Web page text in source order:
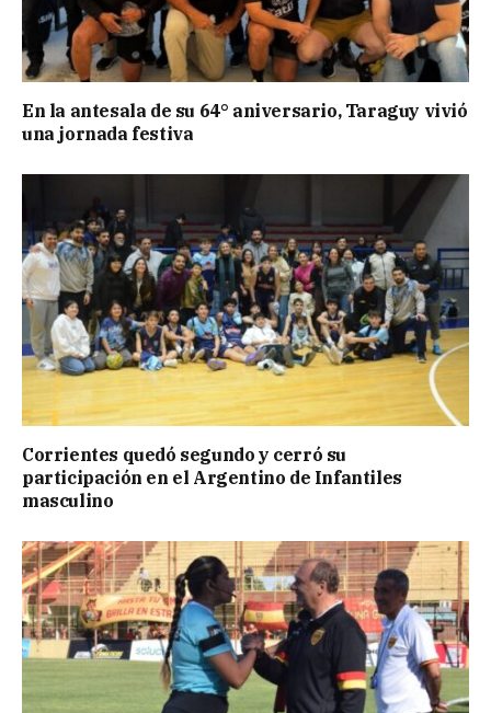
En la antesala de su 64° aniversario, Taraguy vivió
una jornada festiva
Corrientes quedó segundo y cerró su
participación en el Argentino de Infantiles
masculino